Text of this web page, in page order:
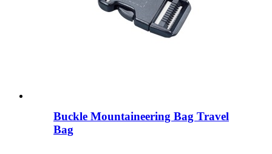
Buckle Mountaineering Bag Travel
Bag